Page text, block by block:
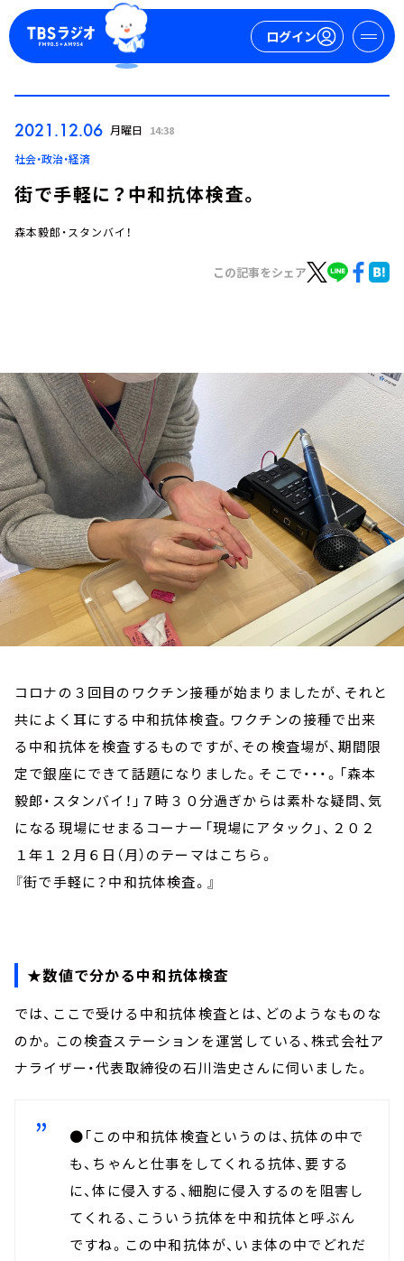
ログイン
トピックス
TBS Podcast
お知らせ
イベント・グッズ
YouTube
会社情報
2021.12.06 月曜日 14:38
社会・政治・経済
街で手軽に？中和抗体検査。
森本毅郎・スタンバイ！
この記事をシェア
コロナの３回目のワクチン接種が始まりましたが、それと
共によく耳にする中和抗体検査。ワクチンの接種で出来
る中和抗体を検査するものですが、その検査場が、期間限
定で銀座にできて話題になりました。そこで・・・。「森本
毅郎・スタンバイ！」７時３０分過ぎからは素朴な疑問、気
になる現場にせまるコーナー「現場にアタック」、２０２
１年１２月６日（月）のテーマはこちら。
『街で手軽に？中和抗体検査。』
★数値で分かる中和抗体検査
では、ここで受ける中和抗体検査とは、どのようなものな
のか。この検査ステーションを運営している、株式会社ア
ナライザー・代表取締役の石川浩史さんに伺いました。
●「この中和抗体検査というのは、抗体の中で
も、ちゃんと仕事をしてくれる抗体、要する
に、体に侵入する、細胞に侵入するのを阻害し
てくれる、こういう抗体を中和抗体と呼ぶん
ですね。この中和抗体が、いま体の中でどれだ